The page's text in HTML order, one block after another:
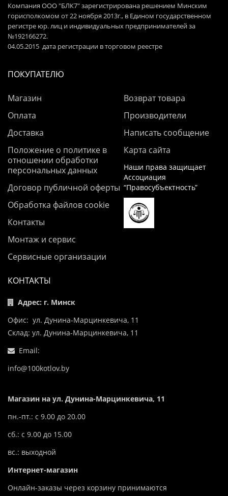
Компания ООО "БЛК7" зарегистрирована решением Минским
горисполкомом от 22 ноября 2013г., в Едином государственном
регистре юр. лиц и индивидуальных предпринимателей за
№192166272.
04.05.2015 дата регистрации в торговом реестре
ПОКУПАТЕЛЮ
Магазин
Оплата
Доставка
Положение о политике в
отношении обработки
персональных данных
Договор публичной оферты
Обработка файлов cookie
Контакты
Монтаж и сервис
Сервисные организации
Возврат товара
Производители
Написать сообщение
Карта сайта
Наши права защищает
Ассоциация
“Правосубъектность”
КОНТАКТЫ
Адрес: г. Минск
Офис: ул. Дунина-Марцинкевича, 11
Склад: ул. Дунина-Марцинкевича, 11
Email:
info@100kotlov.by
Магазин на ул. Дунина-Марцинкевича, 11
пн.-пт.: с 9.00 до 20.00
сб.: с 9.00 до 15.00
вс.: выходной
Интернет-магазин
Онлайн-заказы через корзину принимаются